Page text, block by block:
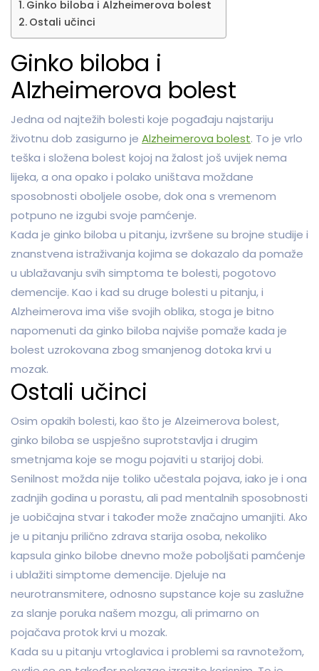
Ginko biloba i Alzheimerova bolest
Ostali učinci
Ginko biloba i
Alzheimerova bolest
Jedna od najtežih bolesti koje pogađaju najstariju
životnu dob zasigurno je Alzheimerova bolest. To je vrlo
teška i složena bolest kojoj na žalost još uvijek nema
lijeka, a ona opako i polako uništava moždane
sposobnosti oboljele osobe, dok ona s vremenom
potpuno ne izgubi svoje pamćenje.
Kada je ginko biloba u pitanju, izvršene su brojne studije i
znanstvena istraživanja kojima se dokazalo da pomaže
u ublažavanju svih simptoma te bolesti, pogotovo
demencije. Kao i kad su druge bolesti u pitanju, i
Alzheimerova ima više svojih oblika, stoga je bitno
napomenuti da ginko biloba najviše pomaže kada je
bolest uzrokovana zbog smanjenog dotoka krvi u
mozak.
Ostali učinci
Osim opakih bolesti, kao što je Alzeimerova bolest,
ginko biloba se uspješno suprotstavlja i drugim
smetnjama koje se mogu pojaviti u starijoj dobi.
Senilnost možda nije toliko učestala pojava, iako je i ona
zadnjih godina u porastu, ali pad mentalnih sposobnosti
je uobičajna stvar i također može značajno umanjiti. Ako
je u pitanju prilično zdrava starija osoba, nekoliko
kapsula ginko bilobe dnevno može poboljšati pamćenje
i ublažiti simptome demencije. Djeluje na
neurotransmitere, odnosno supstance koje su zaslužne
za slanje poruka našem mozgu, ali primarno on
pojačava protok krvi u mozak.
Kada su u pitanju vrtoglavica i problemi sa ravnotežom,